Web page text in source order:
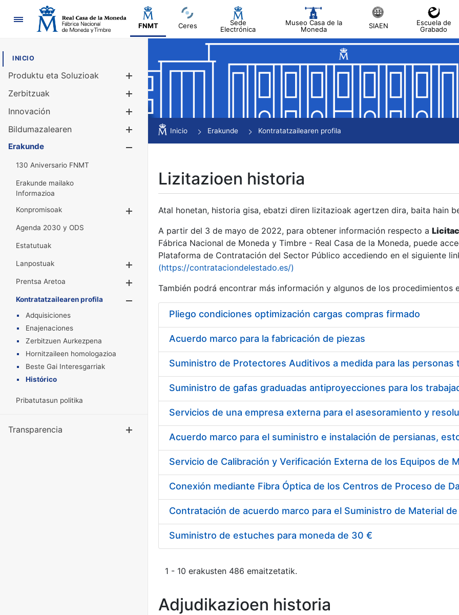
Nabigazioa
FNMT Ceres
Sede
Electrónica
Museo Casa de la
Moneda
SIAEN
Escuela de
Grabado
INICIO
Produktu eta Soluzioak
Erakutsi/Ezkutatu
Zerbitzuak
Innovación
Bildumazalearen
Erakutsi/Ezkutatu
Erakunde
130 Aniversario FNMT
Erakunde mailako
Informazioa
Konpromisoak
Erakutsi/Ezkutatu
Agenda 2030 y ODS
Estatutuak
Lanpostuak
Erakutsi/Ezkutatu
Prentsa Aretoa
Erakutsi/Ezkutatu
Kontratatzailearen profila
Erakutsi/Ezkutatu
Adquisiciones
Enajenaciones
Zerbitzuen Aurkezpena
Hornitzaileen homologazioa
Beste Gai Interesgarriak
Histórico
Pribatutasun politika
Transparencia Erakutsi/Ezkutatu
Inicio Erakunde Kontratatzailearen profila
Lizitazioen historia
Atal honetan, historia gisa, ebatzi diren lizitazioak agertzen dira, baita hain
A partir del 3 de mayo de 2022, para obtener información respecto a
Fábrica Nacional de Moneda y Timbre - Real Casa de la Moneda, puede
Plataforma de Contratación del Sector Público accediendo en el siguiente
(https://contrataciondelestado.es/)
También podrá encontrar más información y algunos de los procedimientos
Pliego condiciones optimización cargas compras firmado
Acuerdo marco para la fabricación de piezas
Acuerdo marco para el suministro e instalación de persianas,
Suministro de estuches para moneda de 30 €
1 - 10 erakusten 486 emaitzetatik.
Adjudikazioen historia